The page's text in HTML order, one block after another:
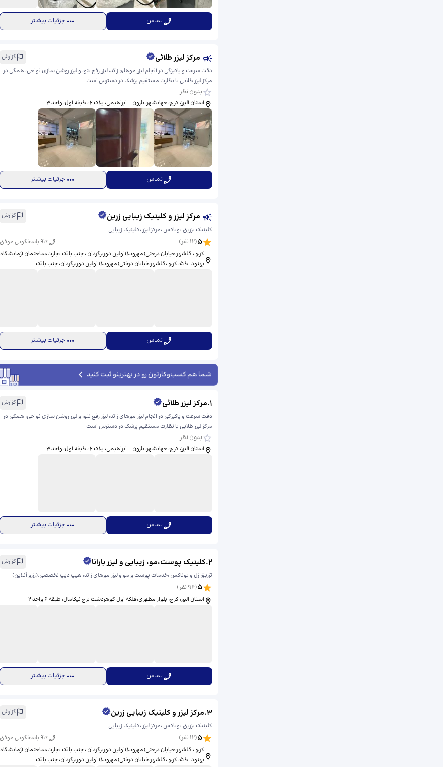
تماس جزئیات بیشتر
مرکز لیزر طلائی
گزارش
دقت سرعت و پاکیزگی در انجام لیزر موهای زائد، لیزر رفع تتو، و لیزر روشن سازی نواحی، همگی در
مرکز لیزر طلایی با نظارت مستقیم پزشک در دسترس است
بدون نظر
استان البرز، کرج، جهانشهر، نارون - ابراهیمی، ​پلاک ۲ ، طبقه اول، واحد ۳
تماس جزئیات بیشتر
مرکز لیزر و کلینیک زیبایی زرین
گزارش
کلینیک تزریق بوتاکس ،مرکز لیزر ،کلینیک زیبایی
5
(
12 نفر) 91% پاسخگویی موفق
کرج ، گلشهر،خیابان درختی(مهرویلا)اولین دوربرگردان ، جنب بانک تجارت،ساختمان آزمایشگاه
بهنود_ط۵، ​کرج ،گلشهر،خیابان درختی(مهرویلا) اولین دوربرگردان، جنب بانک
تماس جزئیات بیشتر
شما هم کسب‌وکارتون رو در بهترینو ثبت کنید
1
.مرکز لیزر طلائی
گزارش
دقت سرعت و پاکیزگی در انجام لیزر موهای زائد، لیزر رفع تتو، و لیزر روشن سازی نواحی، همگی در
مرکز لیزر طلایی با نظارت مستقیم پزشک در دسترس است
بدون نظر
استان البرز، کرج، جهانشهر، نارون - ابراهیمی، ​پلاک ۲ ، طبقه اول، واحد ۳
تماس جزئیات بیشتر
2
.کلینیک پوست،مو، زیبایی و لیزر بارانا
گزارش
تزریق ژل و بوتاکس ،خدمات پوست و مو و لیزر موهای زائد، هیپ دیپ تخصصی.(رزرو آنلاین)
5
(
96 نفر)
استان البرز، کرج، بلوار مطهری،فلکه اول گوهردشت برج نیکامال، ​طبقه ۶ واحد ۲
تماس جزئیات بیشتر
3
.مرکز لیزر و کلینیک زیبایی زرین
گزارش
کلینیک تزریق بوتاکس ،مرکز لیزر ،کلینیک زیبایی
5
(
12 نفر) 91% پاسخگویی موفق
کرج ، گلشهر،خیابان درختی(مهرویلا)اولین دوربرگردان ، جنب بانک تجارت،ساختمان آزمایشگاه
بهنود_ط۵، ​کرج ،گلشهر،خیابان درختی(مهرویلا) اولین دوربرگردان، جنب بانک